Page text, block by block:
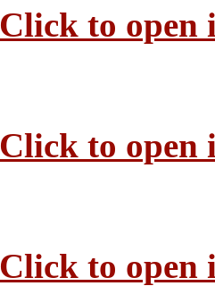
Click to open
Click to open
Click to open